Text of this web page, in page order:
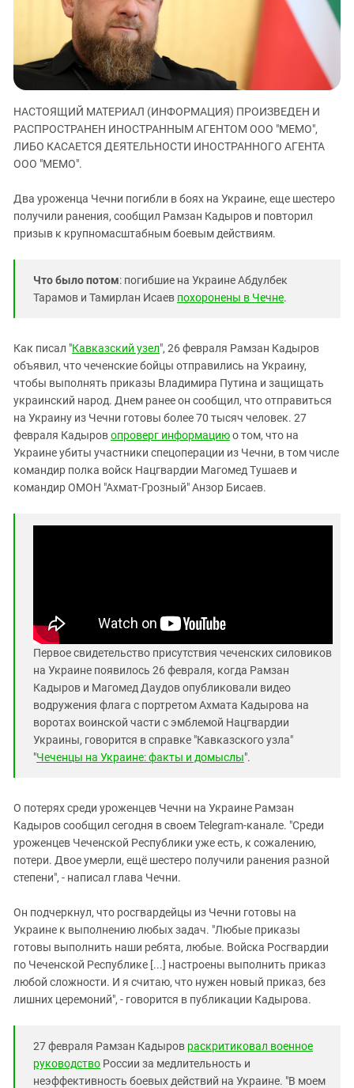
ЗАСТАВЛЯЕТ
ПРЕСЛЕДОВАНИЕ АКТИВИСТОВ
МОБИЛИЗАЦИЯ И ПРОТЕСТЫ
Дагестан
Ингушетия
Кабардино-Балкария
Калмыкия
Карачаево-Черкесия
Краснодарский край
Нагорный Карабах
Северная Осетия - Алания
Ставропольский край
Чечня
Южный Кавказ
ЮФО
НАСТОЯЩИЙ МАТЕРИАЛ (ИНФОРМАЦИЯ) ПРОИЗВЕДЕН И
РАСПРОСТРАНЕН ИНОСТРАННЫМ АГЕНТОМ ООО "МЕМО",
ЛИБО КАСАЕТСЯ ДЕЯТЕЛЬНОСТИ ИНОСТРАННОГО АГЕНТА
ООО "МЕМО".
Два уроженца Чечни погибли в боях на Украине, еще шестеро
получили ранения, сообщил Рамзан Кадыров и повторил
призыв к крупномасштабным боевым действиям.
Что было потом: погибшие на Украине Абдулбек
Тарамов и Тамирлан Исаев похоронены в Чечне.
Как писал "Кавказский узел", 26 февраля Рамзан Кадыров
объявил, что чеченские бойцы отправились на Украину,
чтобы выполнять приказы Владимира Путина и защищать
украинский народ. Днем ранее он сообщил, что отправиться
на Украину из Чечни готовы более 70 тысяч человек. 27
февраля Кадыровопроверг информациюо том, что на
Украине убиты участники спецоперации из Чечни, в том числе
командир полка войск Нацгвардии Магомед Тушаев и
командир ОМОН "Ахмат-Грозный" Анзор Бисаев.
Первое свидетельство присутствия чеченских силовиков
на Украине появилось 26 февраля, когда Рамзан
Кадыров и Магомед Даудов опубликовали видео
водружения флага с портретом Ахмата Кадырова на
воротах воинской части с эмблемой Нацгвардии
Украины, говорится в справке "Кавказского узла"
"Чеченцы на Украине: факты и домыслы".
О потерях среди уроженцев Чечни на Украине Рамзан
Кадыров сообщил сегодня в своем Telegram-канале. "Среди
уроженцев Чеченской Республики уже есть, к сожалению,
потери. Двое умерли, ещё шестеро получили ранения разной
степени", - написал глава Чечни.
Он подчеркнул, что росгвардейцы из Чечни готовы на
Украине к выполнению любых задач. "Любые приказы
готовы выполнить наши ребята, любые. Войска Росгвардии
по Чеченской Республике [...] настроены выполнить приказ
любой сложности. И я считаю, что нужен новый приказ, без
лишних церемоний", - говорится в публикации Кадырова.
27 февраля Рамзан Кадыров раскритиковал военное
руководство России за медлительность и
неэффективность боевых действий на Украине. "В моем